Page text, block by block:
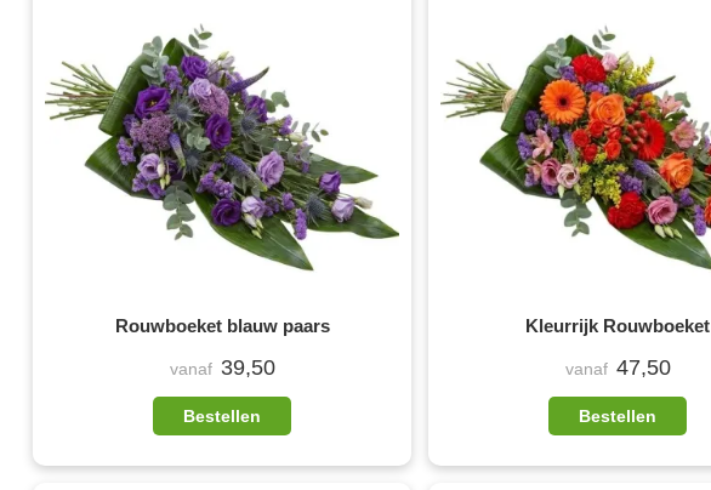
Rouwboeket blauw paars
vanaf 39,50
Bestellen
Kleurrijk Rouwboeket
vanaf 47,50
Bestellen